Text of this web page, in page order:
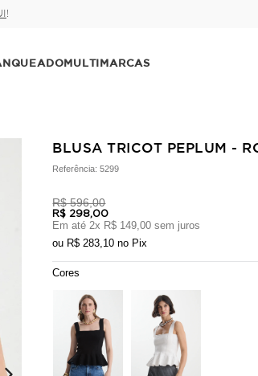
no cartão em até 6x (parcela mínima de
MULTIMARCAS
BLUSA TRICOT PEPLUM -
Referência:5299
R$ 596,00
R$ 298,00
Em até2x R$ 149,00 sem juros
ou R$ 283,10 no Pix
Cores